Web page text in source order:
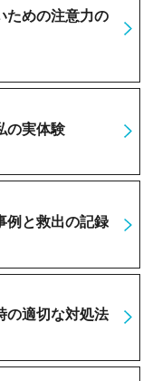
ための注意力の
の実体験
例と救出の記録
の適切な対処法